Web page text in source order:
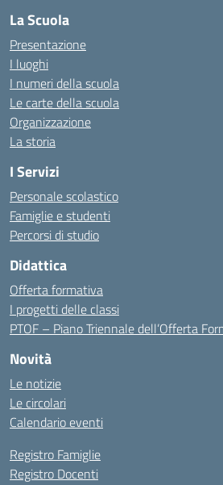
La Scuola
Presentazione
I luoghi
I numeri della scuola
Le carte della scuola
Organizzazione
La storia
I Servizi
Personale scolastico
Famiglie e studenti
Percorsi di studio
Didattica
Offerta formativa
I progetti delle classi
PTOF – Piano Triennale dell’Offerta
Novità
Le notizie
Le circolari
Calendario eventi
Registro Famiglie
Registro Docenti